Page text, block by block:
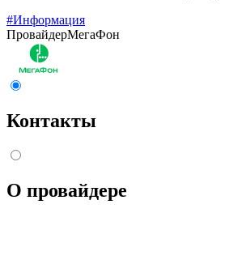
#Информация
ПровайдерМегаФон
Контакты
О провайдере